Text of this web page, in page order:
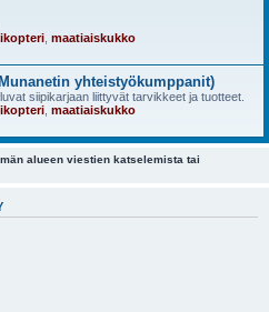
maatiaiskukko
yhteistyökumppanit)
siipikarjaan liittyvät tarvikkeet ja tuotteet.
maatiaiskukko
alueen viestien katselemista tai